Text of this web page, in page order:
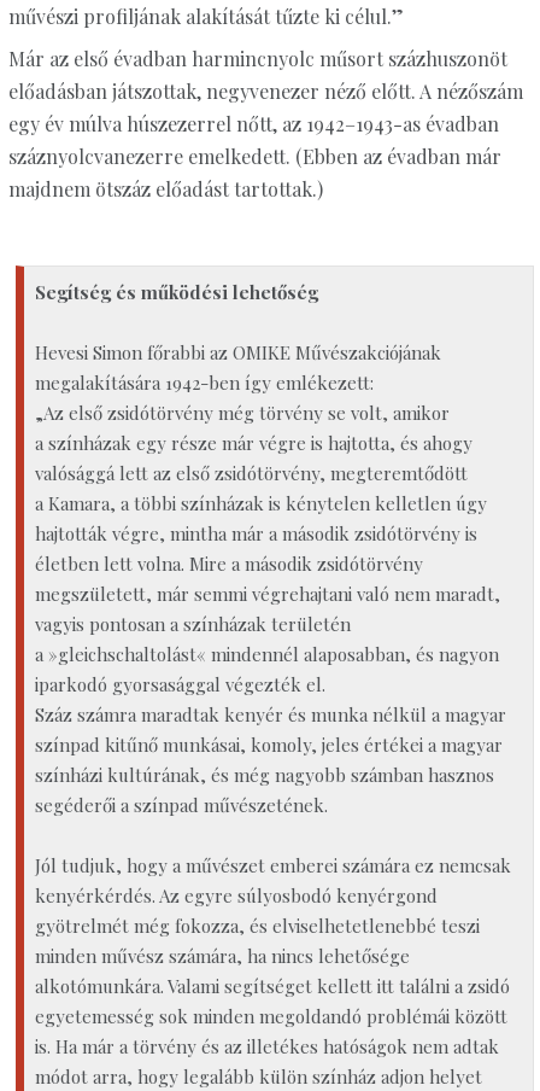
művészi profiljának alakítását tűzte ki célul.”
Már az első évadban harmincnyolc műsort százhuszonöt
előadásban játszottak, negyvenezer néző előtt. A nézőszám
egy év múlva húszezerrel nőtt, az 1942–1943-as évadban
száznyolcvanezerre emelkedett. (Ebben az évadban már
majdnem ötszáz előadást tartottak.)
Segítség és működési lehetőség
Hevesi Simon főrabbi az OMIKE Művészakciójának
megalakítására 1942-ben így emlékezett:
„Az első zsidótörvény még törvény se volt, amikor
a színházak egy része már végre is hajtotta, és ahogy
valósággá lett az első zsidótörvény, megteremtődött
a Kamara, a többi színházak is kénytelen kelletlen úgy
hajtották végre, mintha már a második zsidótörvény is
életben lett volna. Mire a második zsidótörvény
megszületett, már semmi végrehajtani való nem maradt,
vagyis pontosan a színházak területén
a »gleichschaltolást« mindennél alaposabban, és nagyon
iparkodó gyorsasággal végezték el.
Száz számra maradtak kenyér és munka nélkül a magyar
színpad kitűnő munkásai, komoly, jeles értékei a magyar
színházi kultúrának, és még nagyobb számban hasznos
segéderői a színpad művészetének.
Jól tudjuk, hogy a művészet emberei számára ez nemcsak
kenyérkérdés. Az egyre súlyosbodó kenyérgond
gyötrelmét még fokozza, és elviselhetetlenebbé teszi
minden művész számára, ha nincs lehetősége
alkotómunkára. Valami segítséget kellett itt találni a zsidó
egyetemesség sok minden megoldandó problémái között
is. Ha már a törvény és az illetékes hatóságok nem adtak
módot arra, hogy legalább külön színház adjon helyet